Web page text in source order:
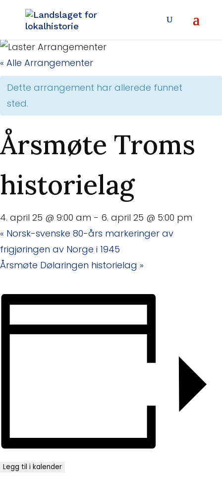
« Alle Arrangementer
Dette arrangement har allerede funnet
sted.
Årsmøte Troms
historielag
4. april 25 @ 9:00 am - 6. april 25 @ 5:00 pm
« Norsk-svenske 80-års markeringer av
frigjøringen av Norge i 1945
Årsmøte Dølaringen historielag »
Legg til i kalender